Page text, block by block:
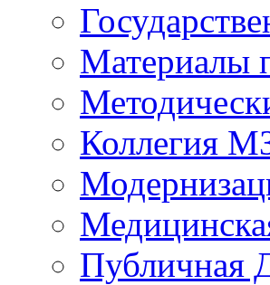
Материалы
Коллегия
Публичная